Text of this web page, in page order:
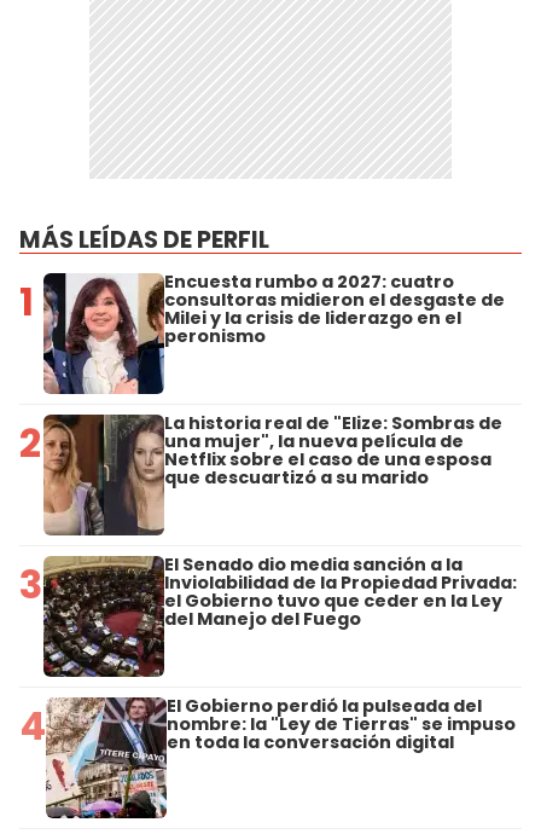
MÁS LEÍDAS DE PERFIL
1 Encuesta rumbo a 2027: cuatro
consultoras midieron el desgaste de
Milei y la crisis de liderazgo en el
peronismo
2 La historia real de "Elize: Sombras de
una mujer", la nueva película de
Netflix sobre el caso de una esposa
que descuartizó a su marido
3 El Senado dio media sanción a la
Inviolabilidad de la Propiedad Privada:
el Gobierno tuvo que ceder en la Ley
del Manejo del Fuego
4 El Gobierno perdió la pulseada del
nombre: la "Ley de Tierras" se impuso
en toda la conversación digital